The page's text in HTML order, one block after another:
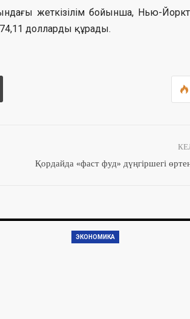
жеткізілім бойынша, Нью-
74,11 долларды құрады.
Қордайда «фаст фуд» дүңгіршегі
ЭКОНОМИКА